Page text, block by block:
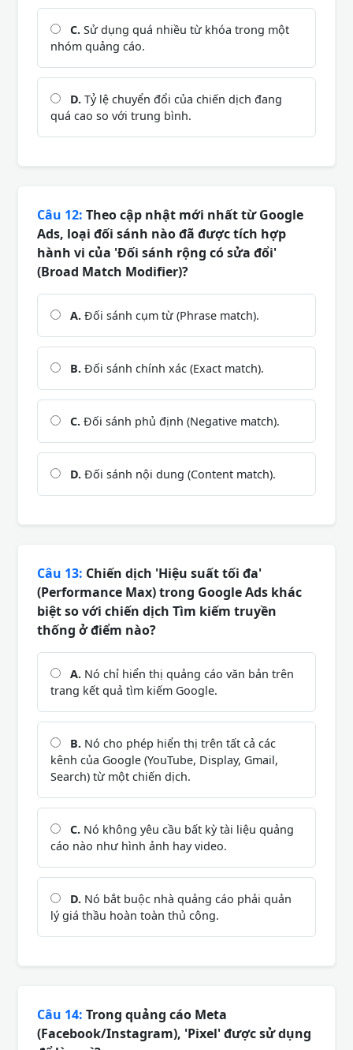
C. Sử dụng quá nhiều từ khóa trong một
nhóm quảng cáo.
D. Tỷ lệ chuyển đổi của chiến dịch đang
quá cao so với trung bình.
Câu 12: Theo cập nhật mới nhất từ Google
Ads, loại đối sánh nào đã được tích hợp
hành vi của 'Đối sánh rộng có sửa đổi'
(Broad Match Modifier)?
A. Đối sánh cụm từ (Phrase match).
B. Đối sánh chính xác (Exact match).
C. Đối sánh phủ định (Negative match).
D. Đối sánh nội dung (Content match).
Câu 13: Chiến dịch 'Hiệu suất tối đa'
(Performance Max) trong Google Ads khác
biệt so với chiến dịch Tìm kiếm truyền
thống ở điểm nào?
A. Nó chỉ hiển thị quảng cáo văn bản trên
trang kết quả tìm kiếm Google.
B. Nó cho phép hiển thị trên tất cả các
kênh của Google (YouTube, Display, Gmail,
Search) từ một chiến dịch.
C. Nó không yêu cầu bất kỳ tài liệu quảng
cáo nào như hình ảnh hay video.
D. Nó bắt buộc nhà quảng cáo phải quản
lý giá thầu hoàn toàn thủ công.
Câu 14: Trong quảng cáo Meta
(Facebook/Instagram), 'Pixel' được sử dụng